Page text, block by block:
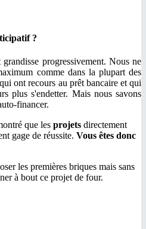
?
progressivement. Nous ne
comme dans la plupart des
ont recours au prêt bancaire et qui
plus s'endetter. Mais nous savons
financer.
que les projets directement
gage de réussite. Vous êtes donc
les premières briques mais sans
à bout ce projet de four.